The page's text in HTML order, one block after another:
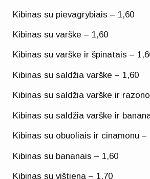
Kibinas su pievagrybiais – 1,60
Kibinas su varške – 1,60
Kibinas su varške ir špinatais –
Kibinas su saldžia varške – 1,60
Kibinas su saldžia varške ir
Kibinas su saldžia varške ir
Kibinas su obuoliais ir cinamonu –
Kibinas su bananais – 1,60
Kibinas su vištiena – 1,70